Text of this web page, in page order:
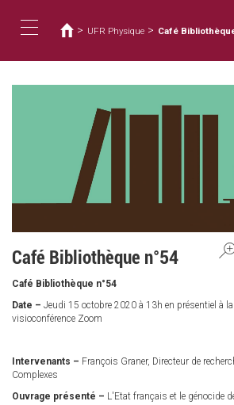
容
navigation
在
這
裡
> UFR Physique > Café
Café Bibliothèque n°54
Café Bibliothèque n°54
Date – Jeudi 15 octobre 2020 à 13h en présentiel à
visioconférence Zoom
Intervenants – François Graner, Directeur de
Complexes
Ouvrage présenté – L'Etat français et le génocide